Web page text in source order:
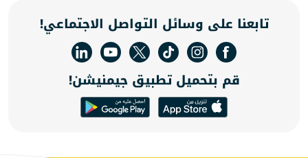
تابعنا على وسائل التواصل الاجتماعي!
قم بتحميل تطبيق جيمنيشن!